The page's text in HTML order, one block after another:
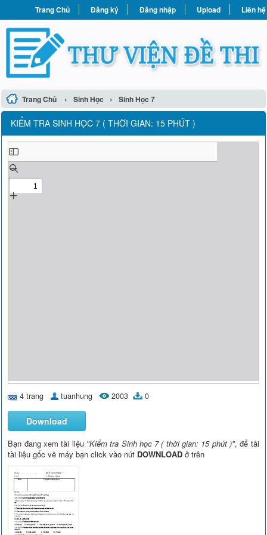
Trang Chủ Đăng ký Đăng nhập Upload Liên hệ
Trang Chủ › Sinh Học › Sinh Học 7
KIỂM TRA SINH HỌC 7 ( THỜI GIAN: 15 PHÚT )
4 trang tuanhung 2003 0
Download
Bạn đang xem tài liệu "Kiểm tra Sinh học 7 ( thời gian: 15 phút )", để tải
tài liệu gốc về máy bạn click vào nút DOWNLOAD ở trên